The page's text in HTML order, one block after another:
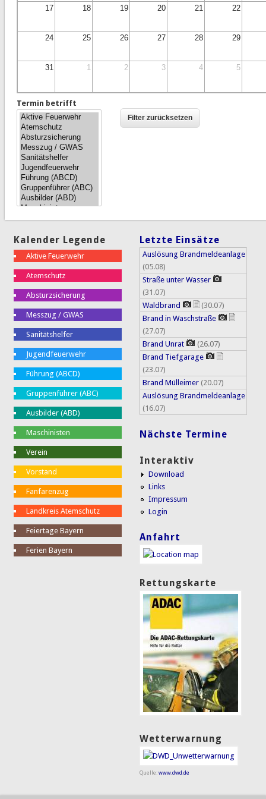
17 18 19 20 21 22
24 25 26 27 28 29
31 1 2 3 4 5
Termin betrifft
Kalender Legende
Aktive Feuerwehr
Atemschutz
Absturzsicherung
Messzug / GWAS
Sanitätshelfer
Jugendfeuerwehr
Führung (ABCD)
Gruppenführer (ABC)
Ausbilder (ABD)
Maschinisten
Verein
Vorstand
Fanfarenzug
Landkreis Atemschutz
Feiertage Bayern
Ferien Bayern
Letzte Einsätze
Auslösung Brandmeldeanlage
(05.08)
Straße unter Wasser
(31.07)
Waldbrand
(30.07)
Brand in Waschstraße
(27.07)
Brand Unrat
(26.07)
Brand Tiefgarage
(23.07)
Brand Mülleimer (20.07)
Auslösung Brandmeldeanlage
(16.07)
Nächste Termine
Interaktiv
Download
Links
Impressum
Login
Anfahrt
Rettungskarte
Wetterwarnung
Quelle:www.dwd.de